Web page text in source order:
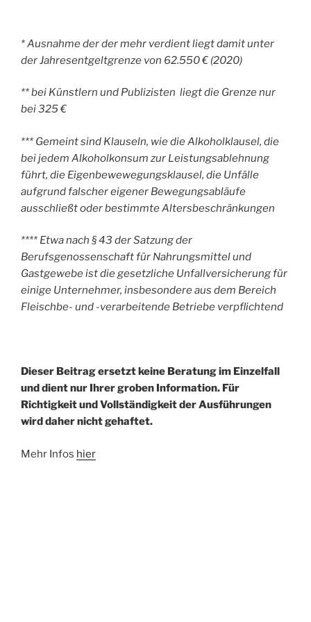
* Ausnahme der der mehr verdient liegt damit unter
der Jahresentgeltgrenze von 62.550 € (2020)
** bei Künstlern und Publizisten liegt die Grenze nur
bei 325 €
*** Gemeint sind Klauseln, wie die Alkoholklausel, die
bei jedem Alkoholkonsum zur Leistungsablehnung
führt, die Eigenbewewegungsklausel, die Unfälle
aufgrund falscher eigener Bewegungsabläufe
ausschließt oder bestimmte Altersbeschränkungen
**** Etwa nach § 43 der Satzung der
Berufsgenossenschaft für Nahrungsmittel und
Gastgewebe ist die gesetzliche Unfallversicherung für
einige Unternehmer, insbesondere aus dem Bereich
Fleischbe- und -verarbeitende Betriebe verpflichtend
Dieser Beitrag ersetzt keine Beratung im Einzelfall
und dient nur Ihrer groben Information. Für
Richtigkeit und Vollständigkeit der Ausführungen
wird daher nicht gehaftet.
Mehr Infos hier